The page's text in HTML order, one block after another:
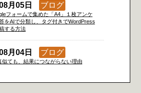
月05日 ブログ
フォームで集めた「A4」１枚アンケ
をAIで分類し、タグ付きでWordPress
する方法
月04日 ブログ
似ても、結果につながらない理由